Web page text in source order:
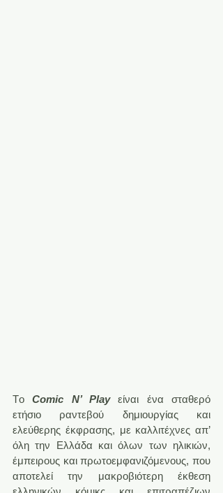
Tο Comic Ν’ Play είναι ένα σταθερό
ετήσιο ραντεβού δημιουργίας και
ελεύθερης έκφρασης, με καλλιτέχνες απ’
όλη την Ελλάδα και όλων των ηλικιών,
έμπειρους και πρωτοεμφανιζόμενους, που
αποτελεί την μακροβιότερη έκθεση